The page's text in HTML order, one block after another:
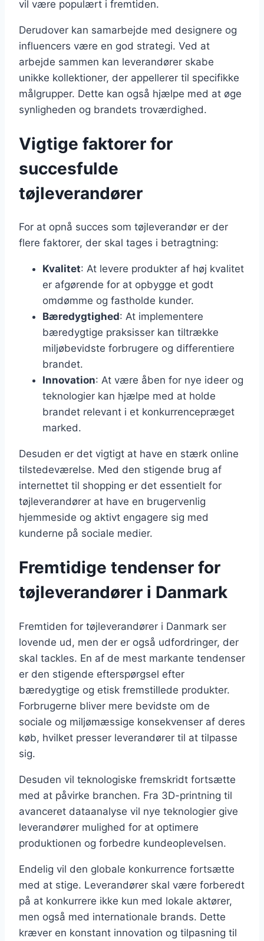
vil være populært i fremtiden.
Derudover kan samarbejde med designere og
influencers være en god strategi. Ved at
arbejde sammen kan leverandører skabe
unikke kollektioner, der appellerer til specifikke
målgrupper. Dette kan også hjælpe med at øge
synligheden og brandets troværdighed.
Vigtige faktorer for
succesfulde
tøjleverandører
For at opnå succes som tøjleverandør er der
flere faktorer, der skal tages i betragtning:
Kvalitet: At levere produkter af høj kvalitet
er afgørende for at opbygge et godt
omdømme og fastholde kunder.
Bæredygtighed: At implementere
bæredygtige praksisser kan tiltrække
miljøbevidste forbrugere og differentiere
brandet.
Innovation: At være åben for nye ideer og
teknologier kan hjælpe med at holde
brandet relevant i et konkurrencepræget
marked.
Desuden er det vigtigt at have en stærk online
tilstedeværelse. Med den stigende brug af
internettet til shopping er det essentielt for
tøjleverandører at have en brugervenlig
hjemmeside og aktivt engagere sig med
kunderne på sociale medier.
Fremtidige tendenser for
tøjleverandører i Danmark
Fremtiden for tøjleverandører i Danmark ser
lovende ud, men der er også udfordringer, der
skal tackles. En af de mest markante tendenser
er den stigende efterspørgsel efter
bæredygtige og etisk fremstillede produkter.
Forbrugerne bliver mere bevidste om de
sociale og miljømæssige konsekvenser af deres
køb, hvilket presser leverandører til at tilpasse
sig.
Desuden vil teknologiske fremskridt fortsætte
med at påvirke branchen. Fra 3D-printning til
avanceret dataanalyse vil nye teknologier give
leverandører mulighed for at optimere
produktionen og forbedre kundeoplevelsen.
Endelig vil den globale konkurrence fortsætte
med at stige. Leverandører skal være forberedt
på at konkurrere ikke kun med lokale aktører,
men også med internationale brands. Dette
kræver en konstant innovation og tilpasning til